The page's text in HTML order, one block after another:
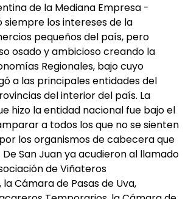
de la Mediana Empresa -
siempre los intereses de la
pequeños del país, pero
osado y ambicioso creando la
Regionales, bajo cuyo
a las principales entidades del
del interior del país. La
hizo la entidad nacional fue bajo el
a todos los que no se sienten
los organismos de cabecera que
San Juan ya acudieron al llamado
de Viñateros
Cámara de Pasas de Uva,